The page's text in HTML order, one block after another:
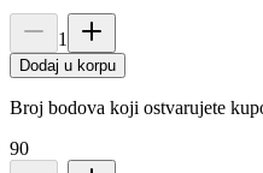
1
Dodaj u korpu
Broj bodova koji ostvarujete
90